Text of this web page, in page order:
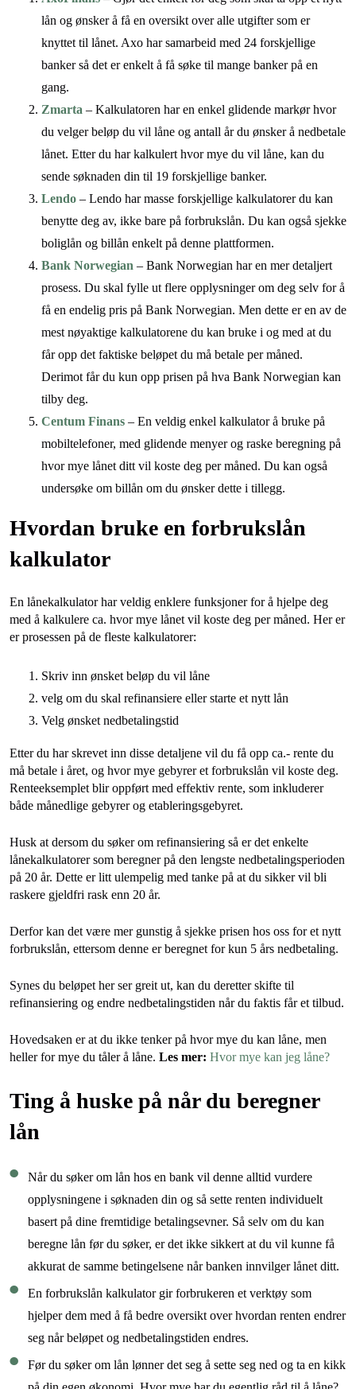
lån og ønsker å få en oversikt over alle utgifter som er
knyttet til lånet. Axo har samarbeid med 24 forskjellige
banker så det er enkelt å få søke til mange banker på en
gang.
Zmarta – Kalkulatoren har en enkel glidende markør hvor
du velger beløp du vil låne og antall år du ønsker å nedbetale
lånet. Etter du har kalkulert hvor mye du vil låne, kan du
sende søknaden din til 19 forskjellige banker.
Lendo – Lendo har masse forskjellige kalkulatorer du kan
benytte deg av, ikke bare på forbrukslån. Du kan også sjekke
boliglån og billån enkelt på denne plattformen.
Bank Norwegian – Bank Norwegian har en mer detaljert
prosess. Du skal fylle ut flere opplysninger om deg selv for å
få en endelig pris på Bank Norwegian. Men dette er en av de
mest nøyaktige kalkulatorene du kan bruke i og med at du
får opp det faktiske beløpet du må betale per måned.
Derimot får du kun opp prisen på hva Bank Norwegian kan
tilby deg.
Centum Finans – En veldig enkel kalkulator å bruke på
mobiltelefoner, med glidende menyer og raske beregning på
hvor mye lånet ditt vil koste deg per måned. Du kan også
undersøke om billån om du ønsker dette i tillegg.
Hvordan bruke en forbrukslån
kalkulator
En lånekalkulator har veldig enklere funksjoner for å hjelpe deg
med å kalkulere ca. hvor mye lånet vil koste deg per måned. Her er
er prosessen på de fleste kalkulatorer:
Skriv inn ønsket beløp du vil låne
velg om du skal refinansiere eller starte et nytt lån
Velg ønsket nedbetalingstid
Etter du har skrevet inn disse detaljene vil du få opp ca.- rente du
må betale i året, og hvor mye gebyrer et forbrukslån vil koste deg.
Renteeksemplet blir oppført med effektiv rente, som inkluderer
både månedlige gebyrer og etableringsgebyret.
Husk at dersom du søker om refinansiering så er det enkelte
lånekalkulatorer som beregner på den lengste nedbetalingsperioden
på 20 år. Dette er litt ulempelig med tanke på at du sikker vil bli
raskere gjeldfri rask enn 20 år.
Derfor kan det være mer gunstig å sjekke prisen hos oss for et nytt
forbrukslån, ettersom denne er beregnet for kun 5 års nedbetaling.
Synes du beløpet her ser greit ut, kan du deretter skifte til
refinansiering og endre nedbetalingstiden når du faktis får et tilbud.
Hovedsaken er at du ikke tenker på hvor mye du kan låne, men
heller for mye du tåler å låne. Les mer: Hvor mye kan jeg låne?
Ting å huske på når du beregner
lån
Når du søker om lån hos en bank vil denne alltid vurdere
opplysningene i søknaden din og så sette renten individuelt
basert på dine fremtidige betalingsevner. Så selv om du kan
beregne lån før du søker, er det ikke sikkert at du vil kunne få
akkurat de samme betingelsene når banken innvilger lånet ditt.
En forbrukslån kalkulator gir forbrukeren et verktøy som
hjelper dem med å få bedre oversikt over hvordan renten endrer
seg når beløpet og nedbetalingstiden endres.
Før du søker om lån lønner det seg å sette seg ned og ta en kikk